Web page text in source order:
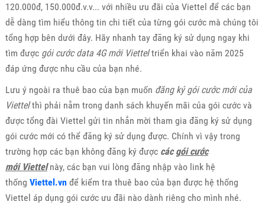
120.000đ, 150.000đ.v.v... với nhiều ưu đãi của Viettel để các bạn
dễ dàng tìm hiểu thông tin chi tiết của từng gói cước mà chúng tôi
tổng hợp bên dưới đây. Hãy nhanh tay đăng ký sử dụng ngay khi
tìm được gói cước data 4G mới Vietteltriển khai vào năm 2025
đáp ứng được nhu cầu của bạn nhé.
Lưu ý ngoài ra thuê bao của bạn muốn đăng ký gói cước mới của
Viettelthì phải nằm trong danh sách khuyến mãi của gói cước và
được tổng đài Viettel gửi tin nhắn mời tham gia đăng ký sử dụng
gói cước mới có thể đăng ký sử dụng được. Chính vì vậy trong
trường hợp các bạn không đăng ký được cácgói cước
mới Viettelnày, các bạn vui lòng đăng nhập vào link hệ
thống Viettel.vnđể kiểm tra thuê bao của bạn được hệ thống
Viettel áp dụng gói cước ưu đãi nào dành riêng cho mình nhé.